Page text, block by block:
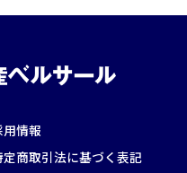
用情報
定商取引法に基づく表記
天井高3.5ｍ以上
控室あり